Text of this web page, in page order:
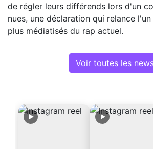
de régler leurs différends lors d'un
nues, une déclaration qui relance
plus médiatisés du rap actuel.
Voir toutes les